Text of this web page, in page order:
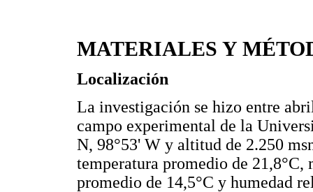
MATERIALES Y
Localización
La investigación se hizo entre
campo experimental de la
N, 98°53' W y altitud de 2.250
temperatura promedio de
promedio de 14,5°C y humedad